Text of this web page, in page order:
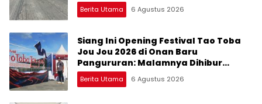
Berita Utama 6 Agustus 2026
Siang Ini Opening Festival Tao Toba
Jou Jou 2026 di Onan Baru
Pangururan: Malamnya Dihibur
Marsada Band
Berita Utama 6 Agustus 2026